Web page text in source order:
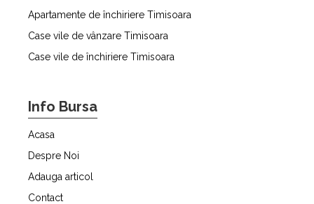
Apartamente de închiriere Timisoara
Case vile de vânzare Timisoara
Case vile de închiriere Timisoara
Info Bursa
Acasa
Despre Noi
Adauga articol
Contact